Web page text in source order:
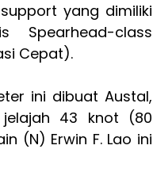
yang dimiliki
Spearhead-class
Cepat).
ini dibuat Austal,
jelajah 43 knot (80
(N) Erwin F. Lao ini